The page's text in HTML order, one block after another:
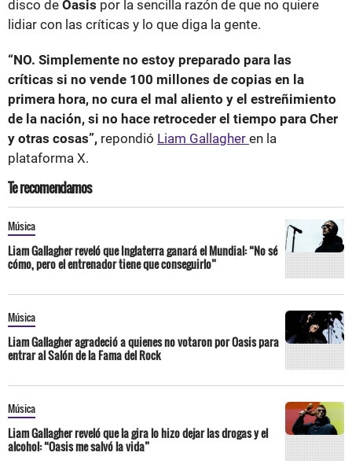
disco de Oasis por la sencilla razón de que no quiere
lidiar con las críticas y lo que diga la gente.
“NO. Simplemente no estoy preparado para las
críticas si no vende 100 millones de copias en la
primera hora, no cura el mal aliento y el estreñimiento
de la nación, si no hace retroceder el tiempo para Cher
y otras cosas”, repondió Liam Gallagher en la
plataforma X.
Te recomendamos
Música
Liam Gallagher reveló que Inglaterra ganará el Mundial: “No sé
cómo, pero el entrenador tiene que conseguirlo”
Música
Liam Gallagher agradeció a quienes no votaron por Oasis para
entrar al Salón de la Fama del Rock
Música
Liam Gallagher reveló que la gira lo hizo dejar las drogas y el
alcohol: “Oasis me salvó la vida”